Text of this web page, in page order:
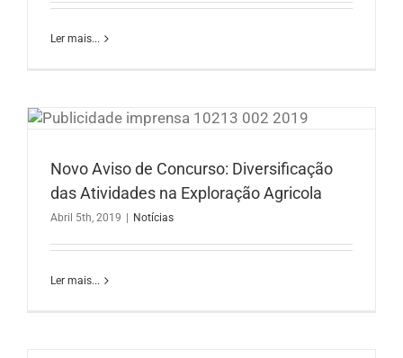
Ler mais...
Novo Aviso de Concurso: Diversificação
das Atividades na Exploração Agricola
Abril 5th, 2019 | Notícias
Ler mais...